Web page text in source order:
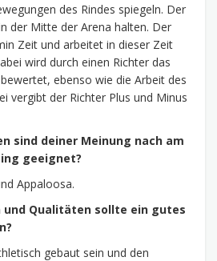
des Rindes spiegeln. Der
der Mitte der Arena halten. Der
Zeit und arbeitet in dieser Zeit
wird durch einen Richter das
ebenso wie die Arbeit des
vergibt der Richter Plus und Minus
sind deiner Meinung nach am
geeignet?
Appaloosa.
und Qualitäten sollte ein gutes
gebaut sein und den